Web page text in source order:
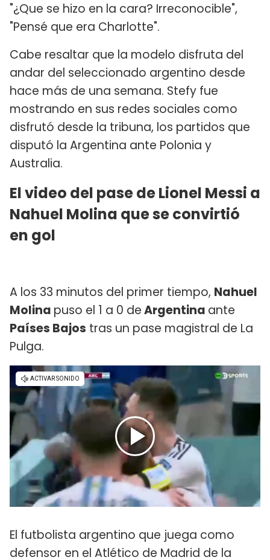
"¿Que se hizo en la cara? Irreconocible",
"Pensé que era Charlotte".
Cabe resaltar que la modelo disfruta del
andar del seleccionado argentino desde
hace más de una semana. Stefy fue
mostrando en sus redes sociales como
disfrutó desde la tribuna, los partidos que
disputó la Argentina ante Polonia y
Australia.
El video del pase de Lionel Messi a
Nahuel Molina que se convirtió
en gol
A los 33 minutos del primer tiempo, Nahuel
Molina puso el 1 a 0 deArgentina ante
Países Bajos tras un pase magistral de La
Pulga.
El futbolista argentino que juega como
defensor en el Atlético de Madrid de la